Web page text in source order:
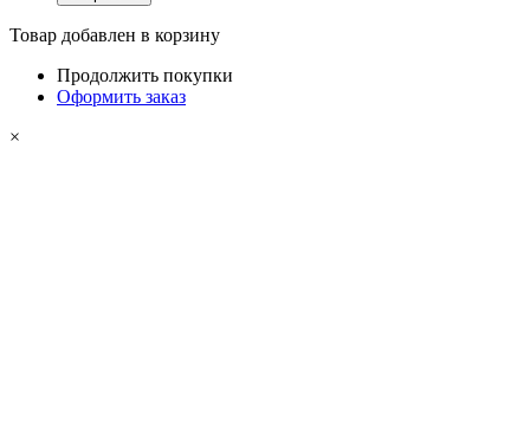
Товар добавлен в корзину
Продолжить покупки
Оформить заказ
×